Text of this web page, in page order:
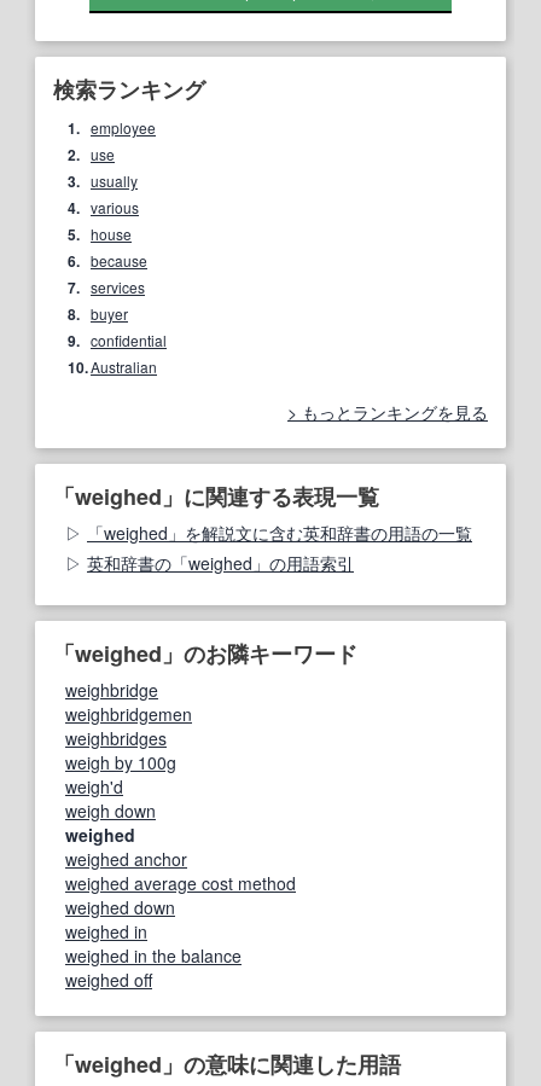
検索ランキング
1. employee
2. use
3. usually
4. various
5. house
6. because
7. services
8. buyer
9. confidential
10.Australian
もっとランキングを見る
「weighed」に関連する表現一覧
「weighed」を解説文に含む英和辞書の用語の一覧
英和辞書の「weighed」の用語索引
「weighed」のお隣キーワード
weighbridge
weighbridgemen
weighbridges
weigh by 100g
weigh'd
weigh down
weighed
weighed anchor
weighed average cost method
weighed down
weighed in
weighed in the balance
weighed off
「weighed」の意味に関連した用語